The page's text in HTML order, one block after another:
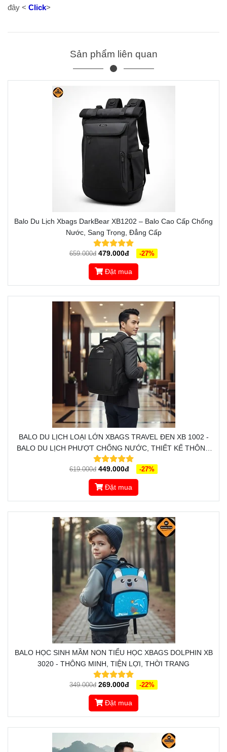
đây < Click>
Sản phẩm liên quan
Balo Du Lịch Xbags DarkBear XB1202 – Balo Cao Cấp Chống
Nước, Sang Trọng, Đẳng Cấp
659.000đ 479.000đ -27%
Đặt mua
BALO DU LỊCH LOẠI LỚN XBAGS TRAVEL ĐEN XB 1002 -
BALO DU LỊCH PHƯỢT CHỐNG NƯỚC, THIẾT KẾ THÔNG
MINH, ĐẲNG CẤP
619.000đ 449.000đ -27%
Đặt mua
BALO HỌC SINH MẦM NON TIỂU HỌC XBAGS DOLPHIN XB
3020 - THÔNG MINH, TIỆN LỢI, THỜI TRANG
349.000đ 269.000đ -22%
Đặt mua